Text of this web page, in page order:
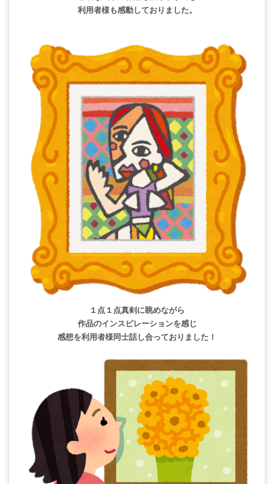
利用者様も感動しておりました。
１点１点真剣に眺めながら
作品のインスピレーションを感じ
感想を利用者様同士話し合っておりました！